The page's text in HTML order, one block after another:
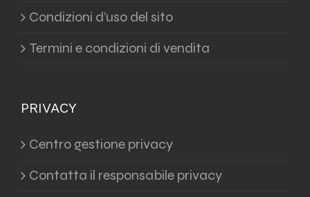
Condizioni d’uso del sito
Termini e condizioni di vendita
PRIVACY
Centro gestione privacy
Contatta il responsabile privacy